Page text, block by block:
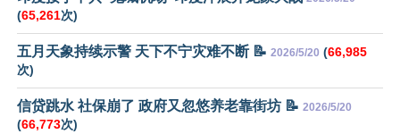
(65,261次)
五月天象持续示警 天下不宁灾难不断 📝 2026/5/20 (66,985
次)
信贷跳水 社保崩了 政府又忽悠养老靠街坊 📝 2026/5/20
(66,773次)